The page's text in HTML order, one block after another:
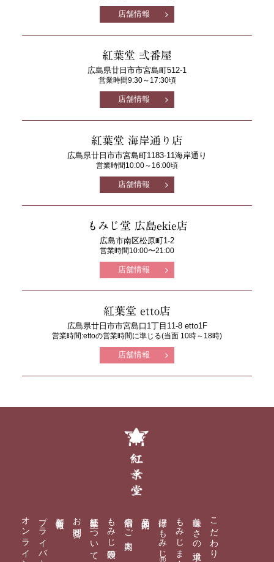
店舗情報
紅葉堂 弍番屋
広島県廿日市市宮島町512-1
営業時間9:30～17:30頃
店舗情報
紅葉堂 海岸通り店
広島県廿日市市宮島町1183-11海岸通り
営業時間10:00～16:00頃
店舗情報
もみじ堂 広島ekie店
広島市南区松原町1-2
営業時間10:00〜21:00
店舗情報
紅葉堂 etto店
広島県廿日市市宮島口1丁目11-8 etto1F
営業時間:ettoの営業時間に準じる(当面 10時～18時)
店舗情報
こだわり
美味しさの追求
揚げもみじ®
店舗のご案内
もみじ饅頭の自動販売機
紅葉堂について
お問合せ